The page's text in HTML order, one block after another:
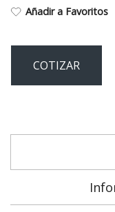
Añadir a Favoritos
COTIZAR